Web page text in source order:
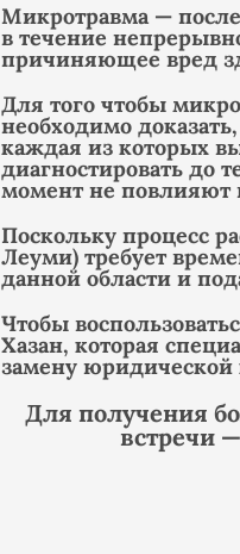
Микротравма —
в течение
причиняющее вред
Для того чтобы
необходимо
каждая из которых
диагностировать до
момент не повлияют
Поскольку процесс
Леуми) требует
данной области и
Чтобы
Хазан, которая
замену
Для получения
встречи